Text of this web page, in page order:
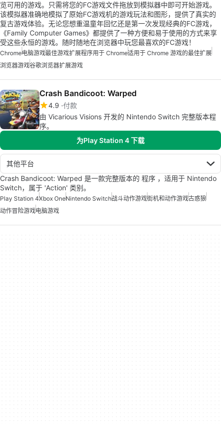
览可用的游戏。只需将您的FC游戏文件拖放到模拟器中即可开始游戏。
该模拟器准确地模拟了原始FC游戏机的游戏玩法和图形，提供了真实的
复古游戏体验。无论您想重温童年回忆还是第一次发现经典的FC游戏，
《Family Computer Games》都提供了一种方便和易于使用的方式来享
受这些永恒的游戏。随时随地在浏览器中玩您最喜欢的FC游戏！
Chrome电脑游戏最佳游戏扩展程序用于 Chrome适用于 Chrome 游戏的最佳扩展
浏览器游戏谷歌浏览器扩展游戏
Crash Bandicoot: Warped
4.9 付款
由 Vicarious Visions 开发的 Nintendo Switch 完整版本程
序。
为Play Station 4 下载
其他平台
Crash Bandicoot: Warped 是一款完整版本的 程序 ，适用于 Nintendo
Switch，属于 'Action' 类别。
Play Station 4Xbox OneNintendo Switch战斗动作游戏街机和动作游戏古惑狼
动作冒险游戏电脑游戏